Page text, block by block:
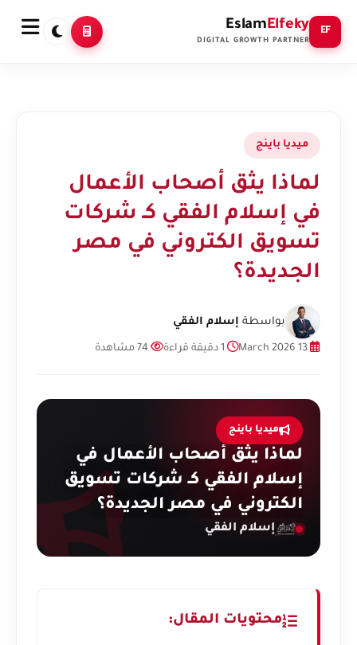
EF
EslamElfeky
DIGITAL GROWTH PARTNER
ميديا باينج
لماذا يثق أصحاب الأعمال
في إسلام الفقي كـ شركات
تسويق الكتروني في مصر
الجديدة؟
بواسطة إسلام الفقي
ميديا باينج
لماذا يثق أصحاب الأعمال في
إسلام الفقي كـ شركات تسويق
الكتروني في مصر الجديدة؟
إسلام الفقي
محتويات المقال: